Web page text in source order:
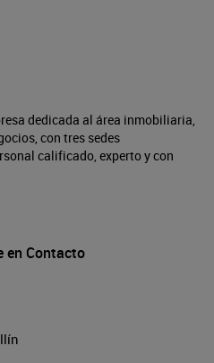
dedicada al área inmobiliaria,
con tres sedes
calificado, experto y con
en Contacto